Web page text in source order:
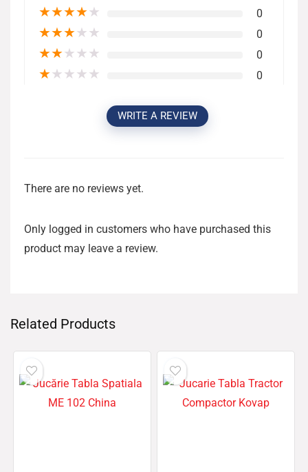
★★★★★ 0
★★★★★ 0
★★★★★ 0
★★★★★ 0
WRITE A REVIEW
There are no reviews yet.
Only logged in customers who have purchased this
product may leave a review.
Related Products